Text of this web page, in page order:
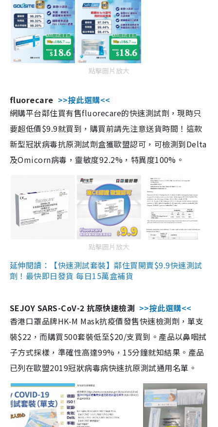
點擊圖片放大
fluorecare >>按此選購<<
網購平台鄰住買有售fluorecare的快速測試劑，現時只
要超低價$9.9就買到，購買前請先注意送貨時間！這款
新型冠狀病毒抗原測試劑盒獲歐盟認可，可檢測到Delta
及Omicorn病毒，靈敏度92.2%，特異度100%。
點擊圖片放大
延伸閱讀：【快速測試套裝】鄰住買開賣$9.9快速測試
劑！最快即日發貨 每日15萬盒補貨
SEJOY SARS-CoV-2 抗原快速檢測 >>按此選購<<
香港口罩品牌HK-M Mask抗疫價發售快速檢測劑，單支
裝$22，而購買500套裝低至$20/支買到。產品以鼻咽拭
子方式採樣，準確性高達99%，15分鐘就知結果。產品
已列在歐盟2019冠狀病毒病快速抗原測試通用名單。